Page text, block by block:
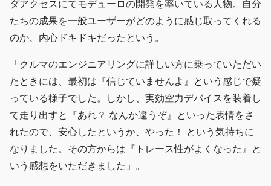
ダアクセスにてモデューロの開発を率いている人物。自分
たちの成果を一般ユーザーがどのように感じ取ってくれる
のか、内心ドキドキだったという。
「クルマのエンジニアリングに詳しい方に乗っていただい
たときには、最初は『信じていませんよ』という感じで疑
っている様子でした。しかし、実効空力デバイスを装着し
て走り出すと『あれ？ なんか違うぞ』といった表情をさ
れたので、安心したというか、やった！ という気持ちに
なりました。その方からは『トレース性がよくなった』と
いう感想をいただきました」。